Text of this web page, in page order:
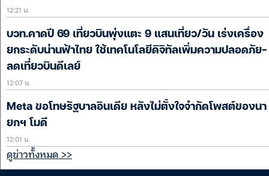
12:21 น.
บวท.คาดปี 69 เที่ยวบินพุ่งแตะ 9 แสนเที่ยว/วัน เร่งเครื่อง
ยกระดับน่านฟ้าไทย ใช้เทคโนโลยีดิจิทัลเพิ่มความปลอดภัย-
ลดเที่ยวบินดีเลย์
12:07 น.
Meta ขอโทษรัฐบาลอินเดีย หลังไม่ตั้งใจจำกัดโพสต์ของนา
ยกฯ โมดี
12:01 น.
ดูข่าวทั้งหมด >>